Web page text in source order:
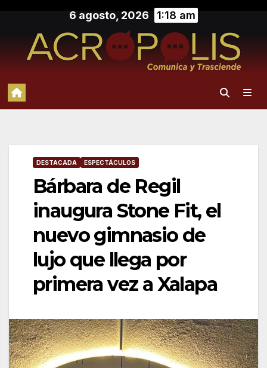
contenido
6 agosto, 2026 1:18 am
DESTACADA ESPECTÁCULOS
Bárbara de Regil
inaugura Stone Fit, el
nuevo gimnasio de
lujo que llega por
primera vez a Xalapa